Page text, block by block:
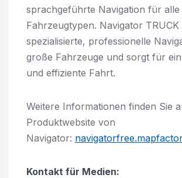
sprachgeführte Navigation für alle
Fahrzeugtypen. Navigator TRUCK
spezialisierte, professionelle
große Fahrzeuge und sorgt für
und effiziente Fahrt.
Weitere Informationen finden Sie
Produktwebsite von
Navigator:
Kontakt für Medien: